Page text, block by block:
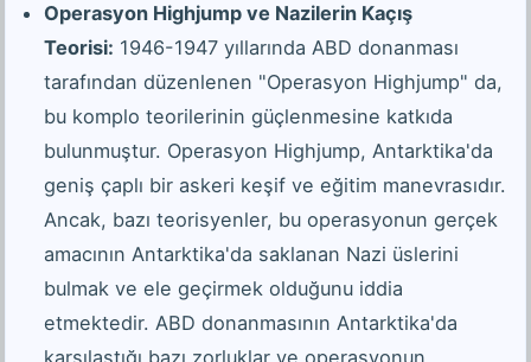
Operasyon Highjump ve Nazilerin Kaçış
Teorisi: 1946-1947 yıllarında ABD donanması
tarafından düzenlenen "Operasyon Highjump" da,
bu komplo teorilerinin güçlenmesine katkıda
bulunmuştur. Operasyon Highjump, Antarktika'da
geniş çaplı bir askeri keşif ve eğitim manevrasıdır.
Ancak, bazı teorisyenler, bu operasyonun gerçek
amacının Antarktika'da saklanan Nazi üslerini
bulmak ve ele geçirmek olduğunu iddia
etmektedir. ABD donanmasının Antarktika'da